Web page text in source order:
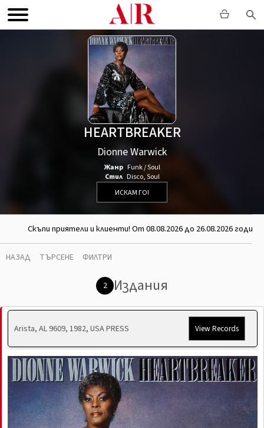
HEARTBREAKER
Dionne Warwick
Жанр Funk / Soul
Стил Disco,Soul
ИСКАМ ГО!
Скъпи приятели и клиенти! От 08.08.2026 до 26.08.2026
НАЗАД ТЪРСЕНЕ ФИЛТРИ
2 Издания
Arista, AL 9609, 1982, USA PRESS View Records